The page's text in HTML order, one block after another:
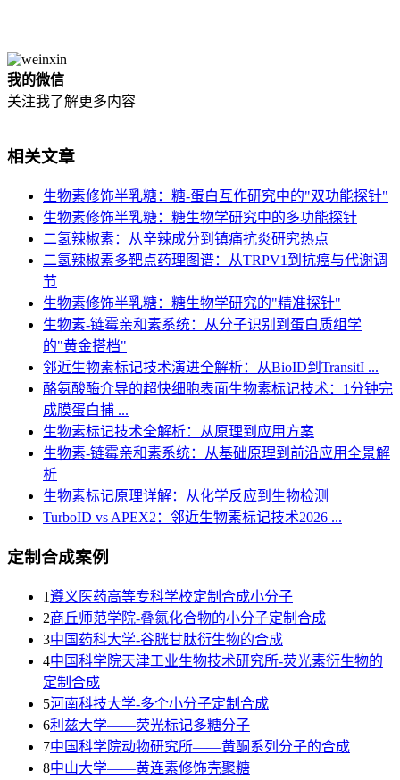
我的微信
关注我了解更多内容
相关文章
生物素修饰半乳糖：糖-蛋白互作研究中的"双功能探针"
生物素修饰半乳糖：糖生物学研究中的多功能探针
二氢辣椒素：从辛辣成分到镇痛抗炎研究热点
二氢辣椒素多靶点药理图谱：从TRPV1到抗癌与代谢调
节
生物素修饰半乳糖：糖生物学研究的"精准探针"
生物素-链霉亲和素系统：从分子识别到蛋白质组学
的"黄金搭档"
邻近生物素标记技术演进全解析：从BioID到TransitI ...
酪氨酸酶介导的超快细胞表面生物素标记技术：1分钟完
成膜蛋白捕 ...
生物素标记技术全解析：从原理到应用方案
生物素-链霉亲和素系统：从基础原理到前沿应用全景解
析
生物素标记原理详解：从化学反应到生物检测
TurboID vs APEX2：邻近生物素标记技术2026 ...
定制合成案例
1遵义医药高等专科学校定制合成小分子
2商丘师范学院-叠氮化合物的小分子定制合成
3​中国药科大学-谷胱甘肽衍生物的合成
4中国科学院天津工业生物技术研究所-荧光素衍生物的
定制合成
5河南科技大学-多个小分子定制合成
6利兹大学——荧光标记多糖分子
7中国科学院动物研究所——黄酮系列分子的合成
8中山大学——黄连素修饰壳聚糖